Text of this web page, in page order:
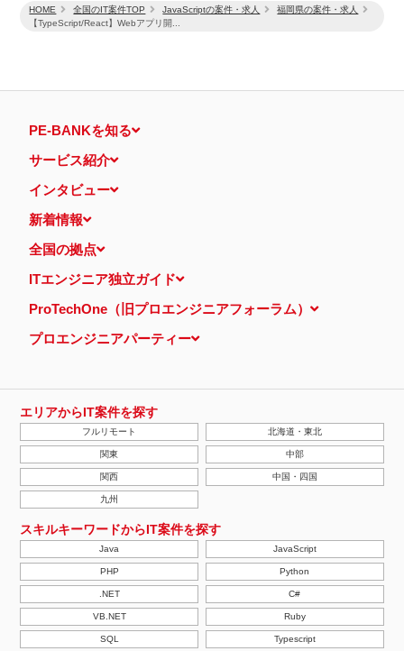
HOME 全国のIT案件TOP JavaScriptの案件・求人
福岡県の案件・求人
【TypeScript/React】Webアプリ開...
PE-BANKを知る
サービス紹介
インタビュー
新着情報
全国の拠点
ITエンジニア独立ガイド
ProTechOne（旧プロエンジニアフォーラム）
プロエンジニアパーティー
エリアからIT案件を探す
フルリモート 北海道・東北
関東 中部
関西 中国・四国
九州
スキルキーワードからIT案件を探す
Java JavaScript
PHP Python
.NET C#
VB.NET Ruby
SQL Typescript